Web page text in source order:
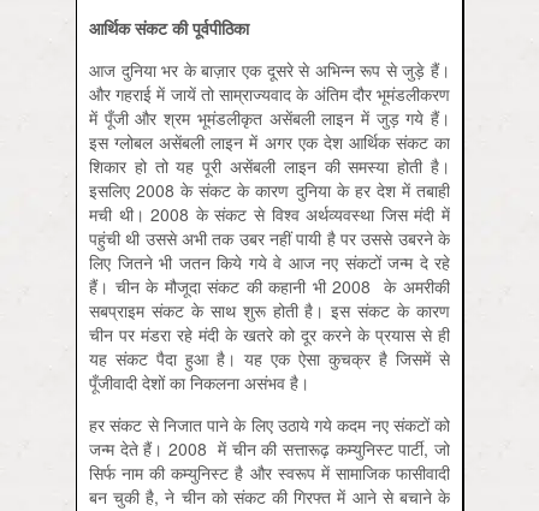
आर्थिक संकट की पूर्वपीठिका
आज दुनिया भर के बाज़ार एक दूसरे से अभिन्न रूप से जुड़े हैं।
और गहराई में जायें तो साम्राज्यवाद के अंतिम दौर भूमंडलीकरण
में पूँजी और श्रम भूमंडलीकृत असेंबली लाइन में जुड़ गये हैं।
इस ग्लोबल असेंबली लाइन में अगर एक देश आर्थिक संकट का
शिकार हो तो यह पूरी असेंबली लाइन की समस्या होती है।
इसलिए 2008 के संकट के कारण दुनिया के हर देश में तबाही
मची थी। 2008 के संकट से विश्व अर्थव्यवस्था जिस मंदी में
पहुंची थी उससे अभी तक उबर नहीं पायी है पर उससे उबरने के
लिए जितने भी जतन किये गये वे आज नए संकटों जन्म दे रहे
हैं। चीन के मौजूदा संकट की कहानी भी 2008 के अमरीकी
सबप्राइम संकट के साथ शुरू होती है। इस संकट के कारण
चीन पर मंडरा रहे मंदी के खतरे को दूर करने के प्रयास से ही
यह संकट पैदा हुआ है। यह एक ऐसा कुचक्र है जिसमें से
पूँजीवादी देशों का निकलना असंभव है।
हर संकट से निजात पाने के लिए उठाये गये कदम नए संकटों को
जन्म देते हैं। 2008 में चीन की सत्तारूढ़ कम्युनिस्ट पार्टी, जो
सिर्फ नाम की कम्युनिस्ट है और स्वरूप में सामाजिक फासीवादी
बन चुकी है, ने चीन को संकट की गिरफ्त में आने से बचाने के